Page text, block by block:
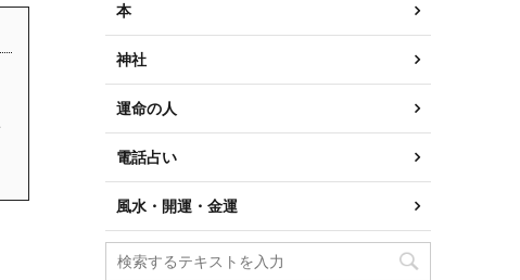
本
神社
運命の人
電話占い
風水・開運・金運